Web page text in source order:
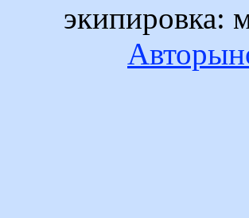
экипировка: